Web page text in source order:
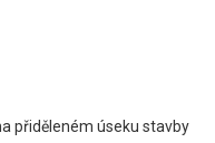
přiděleném úseku stavby